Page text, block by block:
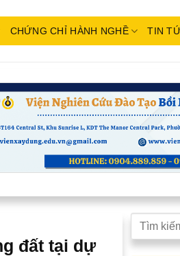
CHỨNG CHỈ HÀNH NGHỀ TIN
đất tại dự